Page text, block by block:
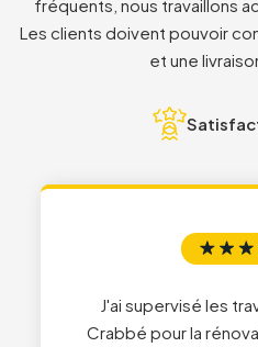
3
6
7
fréquents, nous travaillons
Les clients doivent pouvoir
et une
J'ai supervisé les
Crabbé pour la